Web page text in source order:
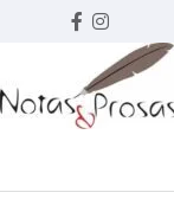
Facebook
instagram